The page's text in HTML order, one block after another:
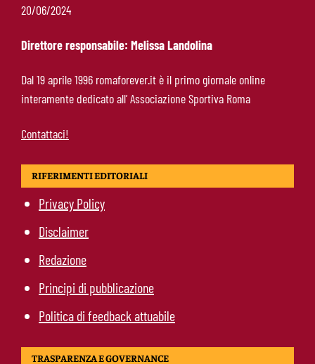
Roma, Koulierakis svela il retroscena:
“Gasperini decisivo, Manolas mi ha convinto a
scegliere i giallorossi”
20/06/2024
Direttore responsabile: Melissa Landolina
Dal 19 aprile 1996 romaforever.it è il primo giornale online
interamente dedicato all’ Associazione Sportiva Roma
Contattaci!
RIFERIMENTI EDITORIALI
Privacy Policy
Disclaimer
Redazione
Principi di pubblicazione
Politica di feedback attuabile
TRASPARENZA E GOVERNANCE